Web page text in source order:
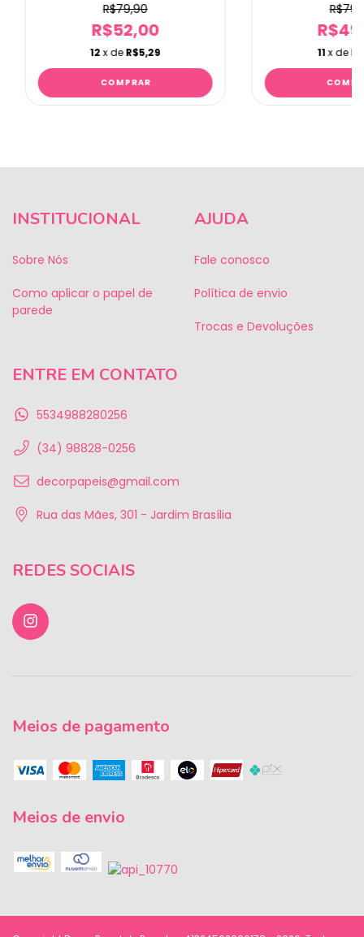
R$79,90
R$52,00
12 x deR$5,29 11 x de
INSTITUCIONAL
Sobre Nós
Como aplicar o papel de
parede
AJUDA
Fale conosco
Política de envio
Trocas e Devoluções
ENTRE EM CONTATO
5534988280256
(34) 98828-0256
decorpapeis@gmail.com
Rua das Mães, 301 - Jardim Brasília
REDES SOCIAIS
Meios de pagamento
Meios de envio